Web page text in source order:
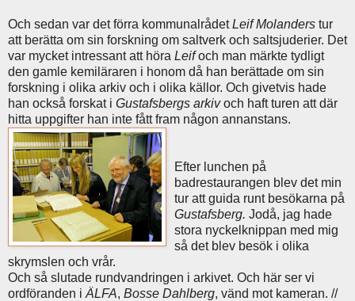
Och sedan var det förra kommunalrådetLeif Molanders tur
att berätta om sin forskning om saltverk och saltsjuderier. Det
var mycket intressant att höra Leifoch man märkte tydligt
den gamle kemiläraren i honom då han berättade om sin
forskning i olika arkiv och i olika källor. Och givetvis hade
han också forskat i Gustafsbergs arkivoch haft turen att där
hitta uppgifter han inte fått fram någon annanstans.
Efter lunchen på
badrestaurangen blev det min
tur att guida runt besökarna på
Gustafsberg. Jodå, jag hade
stora nyckelknippan med mig
så det blev besök i olika
skrymslen och vrår.
Och så slutade rundvandringen i arkivet. Och här ser vi
ordföranden i ÄLFA, Bosse Dahlberg, vänd mot kameran. //